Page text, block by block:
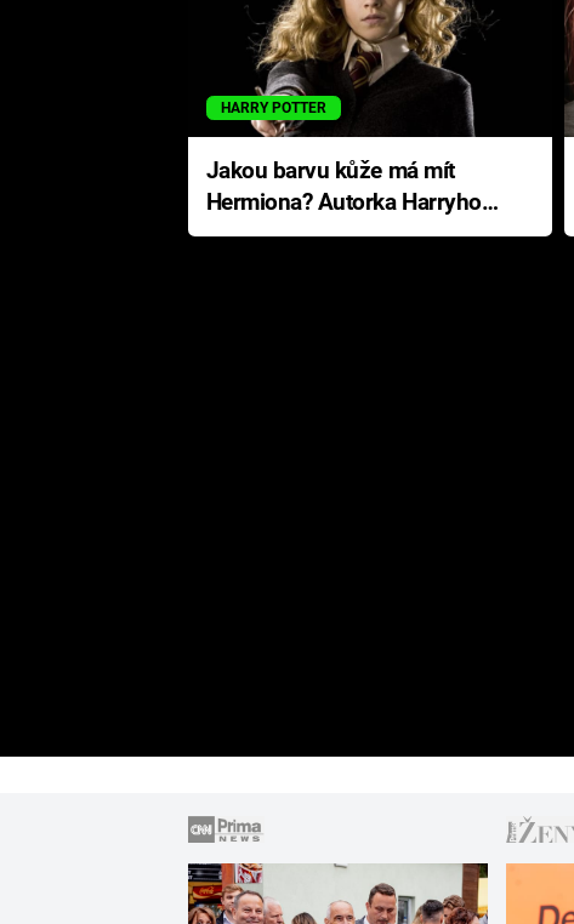
HARRY POTTER
Jakou barvu kůže má mít
Hermiona? Autorka Harryho
Pottera přišla s ráznou